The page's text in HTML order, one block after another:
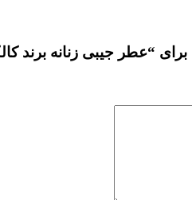
جیبی زنانه برند کالکشن مدل